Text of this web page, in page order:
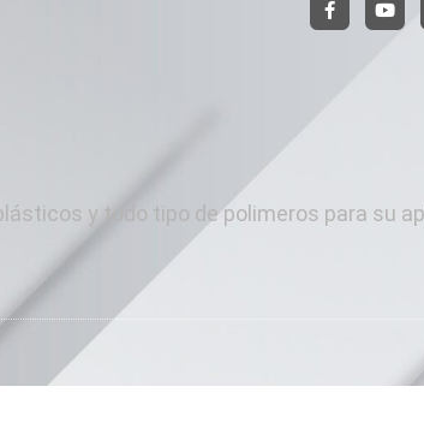
y todo tipo de polimeros para su